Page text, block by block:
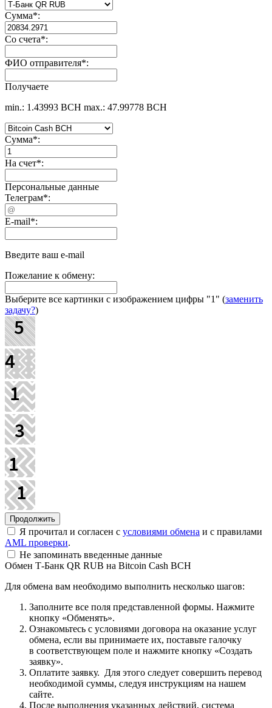
Сумма*:
Со счета*:
ФИО отправителя*:
Получаете
min.: 1.43993 BCH max.: 47.99778 BCH
Сумма*:
На счет*:
Персональные данные
Телеграм*:
E-mail*:
Введите ваш e-mail
Пожелание к обмену:
Выберите все картинки с изображением цифры "1" (заменить
задачу?)
Я прочитал и согласен с условиями обмена и с правилами
AML проверки.
Не запоминать введенные данные
Обмен Т-Банк QR RUB на Bitcoin Cash BCH
Для обмена вам необходимо выполнить несколько шагов:
Заполните все поля представленной формы. Нажмите
кнопку «Обменять».
Ознакомьтесь с условиями договора на оказание услуг
обмена, если вы принимаете их, поставьте галочку
в соответствующем поле и нажмите кнопку «Создать
заявку».
Оплатите заявку. Для этого следует совершить перевод
необходимой суммы, следуя инструкциям на нашем
сайте.
После выполнения указанных действий, система